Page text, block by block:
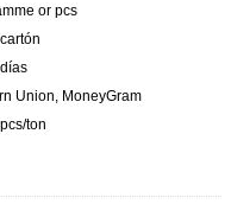
or pcs
Union, MoneyGram
ton